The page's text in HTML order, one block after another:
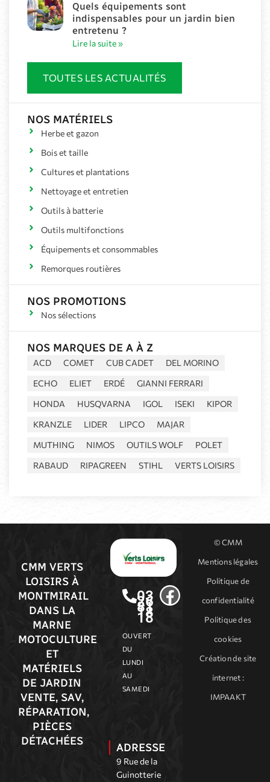
Quels équipements sont
indispensables pour un jardin bien
entretenu ?
Lire la suite »
TOUTES LES ACTUALITÉS
NOS MATÉRIELS
Herbe et gazon
Bois et taille
Cultures et plantations
Nettoyage et entretien
Outils à batterie
Outils multifonctions
Équipements et consommables
Remorques routières
NOS PROMOTIONS
Nos sélections
NOS MARQUES DE A À Z
ACD COMET CUB CADET
DEL MORINO
ECHO
ELIET ERDÉ
GIANNI FERRARI
HONDA
HUSQVARNA IGOL ISEKI
KIPOR
KRANZLE
LIDER LIPCO
MAJAR
MUTHING
NIMOS OUTILS WOLF
POLET
RABAUD
RIPAGREEN STIHL VERTS LOISIRS
CMM VERTS
LOISIRS À
MONTMIRAIL
DANS LA
MARNE
MOTOCULTURE
ET
MATÉRIELS
DE JARDIN
VENTE, SAV,
RÉPARATION,
PIÈCES
DÉTACHÉES
03
26
81
18
18
OUVERT
DU
LUNDI
AU
SAMEDI
ADRESSE
9 Rue de la
Guinotterie
© CMM
Mentions légales
Politique de
confidentialité
Politique des
cookies
Création de site
internet:
IMPAAKT